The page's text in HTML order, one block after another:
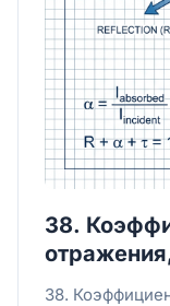
38.
38.